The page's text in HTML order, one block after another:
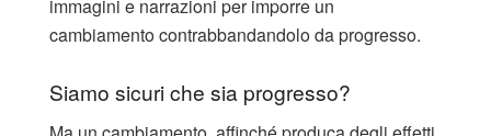
immagini e narrazioni per imporre un
cambiamento contrabbandandolo da progresso.
Siamo sicuri che sia progresso?